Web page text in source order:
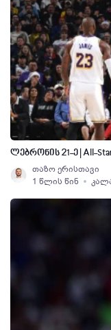
ლებრონის 21-ე | All-
თაზო ერისთავი
1 წლის წინ